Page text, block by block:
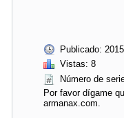
Publicado:
Vistas: 8
Número de
Por favor dígame
armanax.com.